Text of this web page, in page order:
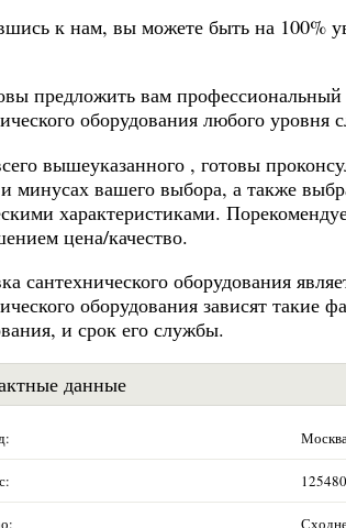
к нам, вы можете быть на 100%
предложить вам профессиональный
оборудования любого уровня
вышеуказанного , готовы
минусах вашего выбора, а также
характеристиками.
цена/качество.
сантехнического оборудования
оборудования зависят
и срок его службы.
данные